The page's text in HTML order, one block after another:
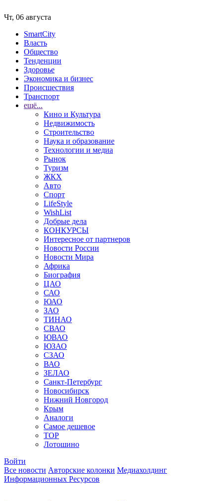
Чт, 06 августа
SmartCity
Власть
Общество
Тенденции
Здоровье
Экономика и бизнес
Происшествия
Транспорт
ещё...
Кино и Культура
Недвижимость
Строительство
Наука и образование
Технологии и медиа
Рынок
Туризм
ЖКХ
Авто
Спорт
LifeStyle
WishList
Добрые дела
КОНКУРСЫ
Интересное от партнеров
Новости России
Новости Мира
Африка
Биография
ЦАО
САО
ЮАО
ЗАО
ТИНАО
СВАО
ЮВАО
ЮЗАО
СЗАО
ВАО
ЗЕЛАО
Санкт-Петербург
Новосибирск
Нижний Новгород
Крым
Аналоги
Самое дешевое
TOP
Лотошино
Войти
Все новости Авторские колонки Медиахолдинг
Информационных Ресурсов